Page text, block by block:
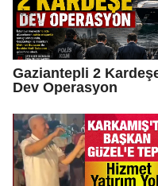
Gaziantepli 2
Dev Operasyon